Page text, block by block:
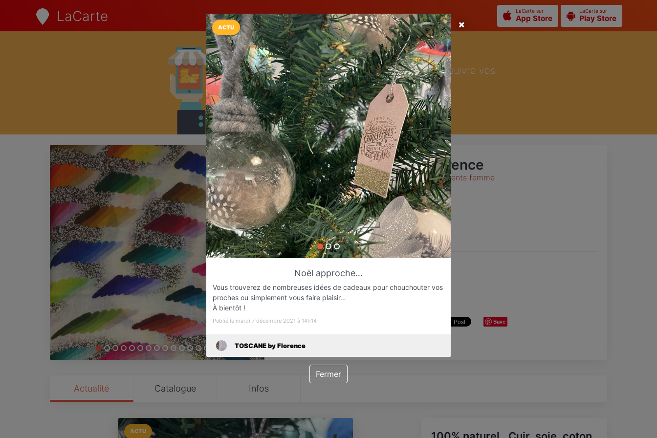
LaCarte LaCarte sur
App Store
LaCarte sur
Play Store
Installez l'App LaCarte
Téléchargez gratuitement l'app LaCarte pour suivre vos
commerces favoris et ne rien rater !
Télécharger Plus tard
TOSCANE by Florence
Accessoires de mode et vêtements femme
Fréjus
Favori Contacter
Save
Actualité Catalogue Infos
ACTU
ACTU
Noël approche…
Vous trouverez de nombreuses idées de cadeaux pour chouchouter vos
proches ou simplement vous faire plaisir…
À bientôt !
Publié le mardi 7 décembre 2021 à 14h14
TOSCANE by Florence
Fermer